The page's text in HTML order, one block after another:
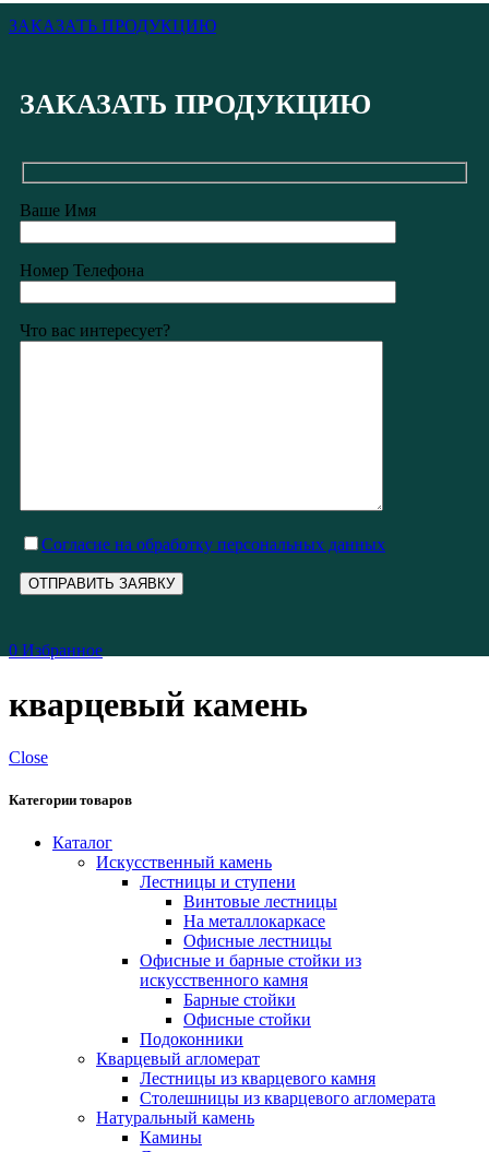
ЗАКАЗАТЬ ПРОДУКЦИЮ
ЗАКАЗАТЬ ПРОДУКЦИЮ
Ваше Имя
Номер Телефона
Что вас интересует?
Cогласие на обработку персональных данных
0 Избранное
кварцевый камень
Close
Категории товаров
Каталог
Искусственный камень
Лестницы и ступени
Винтовые лестницы
На металлокаркасе
Офисные лестницы
Офисные и барные стойки из
искусственного камня
Барные стойки
Офисные стойки
Подоконники
Кварцевый агломерат
Лестницы из кварцевого камня
Столешницы из кварцевого агломерата
Натуральный камень
Камины